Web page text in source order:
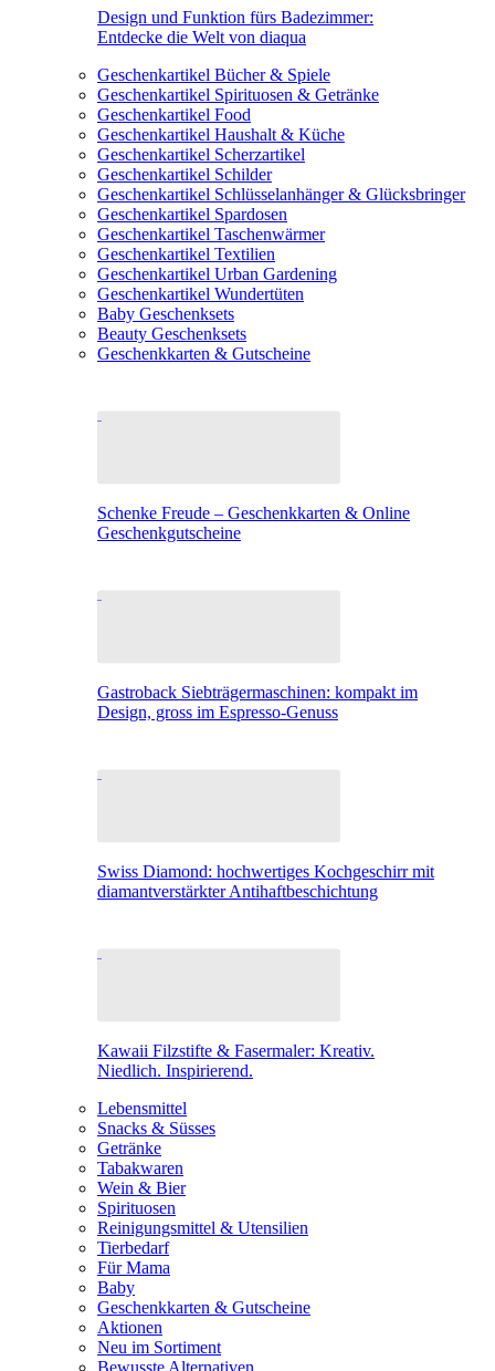
Design und Funktion fürs Badezimmer:
Entdecke die Welt von diaqua
Geschenkartikel Bücher & Spiele
Geschenkartikel Spirituosen & Getränke
Geschenkartikel Food
Geschenkartikel Haushalt & Küche
Geschenkartikel Scherzartikel
Geschenkartikel Schilder
Geschenkartikel Schlüsselanhänger & Glücksbringer
Geschenkartikel Spardosen
Geschenkartikel Taschenwärmer
Geschenkartikel Textilien
Geschenkartikel Urban Gardening
Geschenkartikel Wundertüten
Baby Geschenksets
Beauty Geschenksets
Geschenkkarten & Gutscheine
Schenke Freude – Geschenkkarten & Online
Geschenkgutscheine
Gastroback Siebträgermaschinen: kompakt im
Design, gross im Espresso-Genuss
Swiss Diamond: hochwertiges Kochgeschirr mit
diamantverstärkter Antihaftbeschichtung
Kawaii Filzstifte & Fasermaler: Kreativ.
Niedlich. Inspirierend.
Lebensmittel
Snacks & Süsses
Getränke
Tabakwaren
Wein & Bier
Spirituosen
Reinigungsmittel & Utensilien
Tierbedarf
Für Mama
Baby
Geschenkkarten & Gutscheine
Aktionen
Neu im Sortiment
Bewusste Alternativen